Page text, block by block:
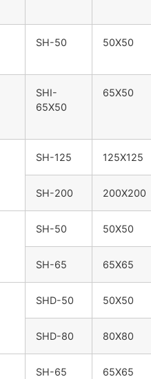
SH-50 50X50
SHI-
65X50
65X50
SH-125 125X125
SH-200 200X200
SH-50 50X50
SH-65 65X65
SHD-50 50X50
SHD-80 80X80
SH-65 65X65